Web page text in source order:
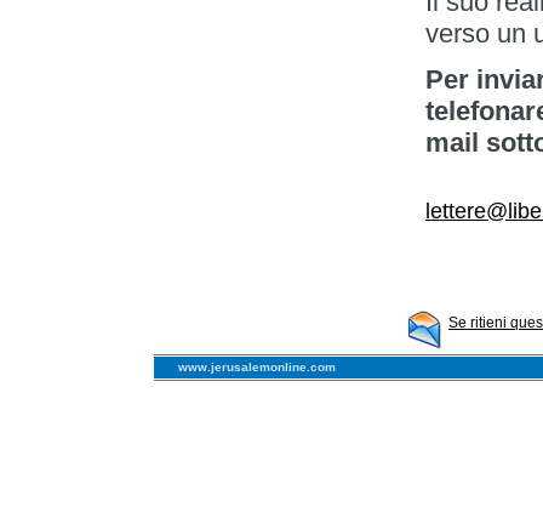
verso un
Per
mail
Se ritieni
www.jerusalemonline.com